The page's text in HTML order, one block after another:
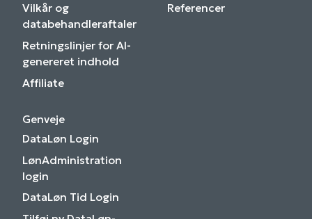
Vilkår og
databehandleraftaler
Retningslinjer for AI-
genereret indhold
Affiliate
Referencer
Genveje
DataLøn Login
LønAdministration
login
DataLøn Tid Login